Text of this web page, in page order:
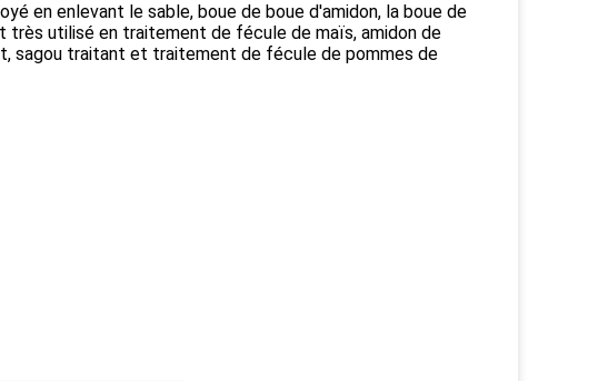
en enlevant le sable, boue de boue d'amidon, la boue de
très utilisé en traitement de fécule de maïs, amidon de
sagou traitant et traitement de fécule de pommes de